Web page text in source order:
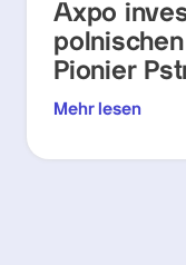
Axpo
Pionier
Mehr lesen